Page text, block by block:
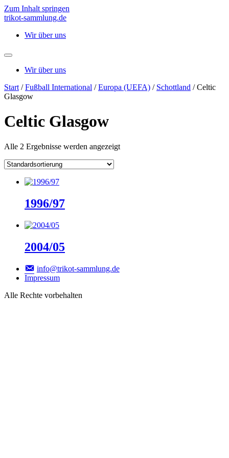
Zum Inhalt springen
trikot-sammlung.de
Wir über uns
Wir über uns
Start /Fußball International /Europa (UEFA) / Schottland / Celtic
Glasgow
Celtic Glasgow
Alle 2 Ergebnisse werden angezeigt
1996/97
2004/05
info@trikot-sammlung.de
Impressum
Alle Rechte vorbehalten